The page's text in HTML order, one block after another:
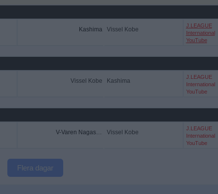
Kashima Vissel Kobe
J.LEAGUE
International
YouTube
Vissel Kobe Kashima
J.LEAGUE
International
YouTube
V-Varen Nagasaki Vissel Kobe
J.LEAGUE
International
YouTube
Flera dagar